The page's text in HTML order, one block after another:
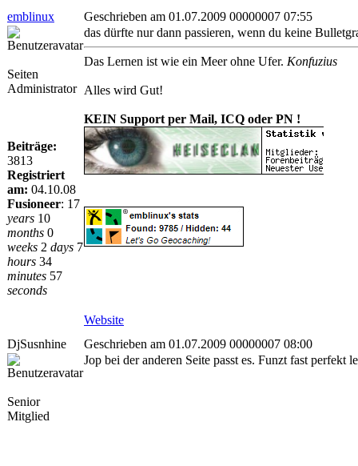
emblinux
Geschrieben am 01.07.2009 00000007 07:55
Seiten
Administrator
Beiträge:
3813
Registriert
am: 04.10.08
Fusioneer: 17
years 10
months 0
weeks 2 days 7
hours 34
minutes 57
seconds
das dürfte nur dann passieren, wenn du keine
Das Lernen ist wie ein Meer ohne Ufer. Konfuzius
Alles wird Gut!
KEIN Support per Mail, ICQ oder PN !
Website
DjSusnhine
Geschrieben am 01.07.2009 00000007 08:00
Senior
Mitglied
Jop bei der anderen Seite passt es. Funzt fast